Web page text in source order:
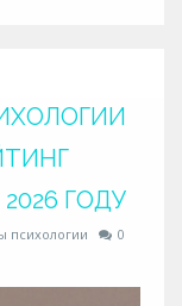
ГОДУ
психологии
0